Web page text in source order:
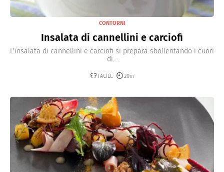
CONTORNI
Insalata di cannellini e carciofi
L'insalata di cannellini e carciofi si prepara sbollentando i cuori
di...
FACILE 20m